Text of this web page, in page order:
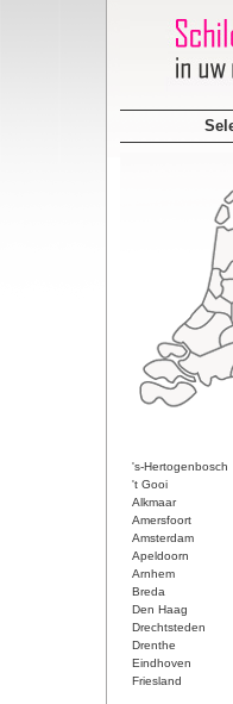
's-Hertogenbosch
't Gooi
Alkmaar
Amersfoort
Amsterdam
Apeldoorn
Arnhem
Breda
Den Haag
Drechtsteden
Drenthe
Eindhoven
Friesland